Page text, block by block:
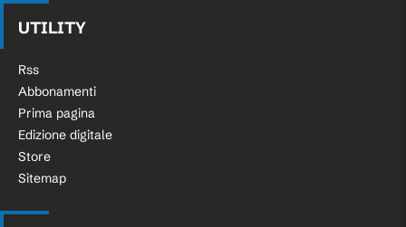
UTILITY
Rss
Abbonamenti
Prima pagina
Edizione digitale
Store
Sitemap